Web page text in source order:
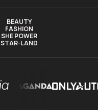
BEAUTY
FASHION
SHE POWER
STAR-LAND